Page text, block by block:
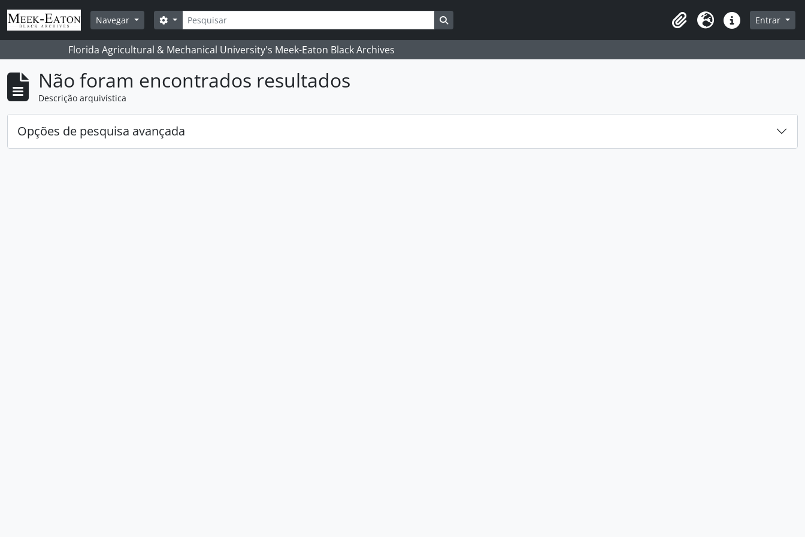
Skip to main content
Navegar
Pesquisar
Opções de busca
Área de transferência
Idioma Ligações rápidas
Entrar
Florida Agricultural & Mechanical University's Meek-Eaton Black Archives
Não foram encontrados resultados
Descrição arquivística
Opções de pesquisa avançada